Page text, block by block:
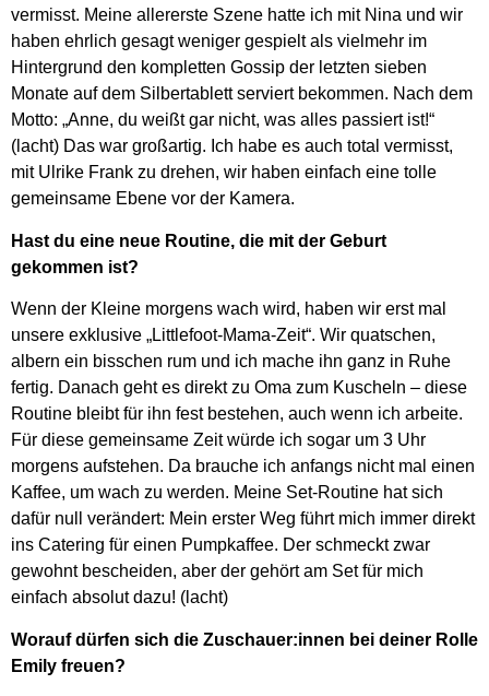
vermisst. Meine allererste Szene hatte ich mit Nina und wir
haben ehrlich gesagt weniger gespielt als vielmehr im
Hintergrund den kompletten Gossip der letzten sieben
Monate auf dem Silbertablett serviert bekommen. Nach dem
Motto: „Anne, du weißt gar nicht, was alles passiert ist!“
(lacht) Das war großartig. Ich habe es auch total vermisst,
mit Ulrike Frank zu drehen, wir haben einfach eine tolle
gemeinsame Ebene vor der Kamera.
Hast du eine neue Routine, die mit der Geburt
gekommen ist?
Wenn der Kleine morgens wach wird, haben wir erst mal
unsere exklusive „Littlefoot-Mama-Zeit“. Wir quatschen,
albern ein bisschen rum und ich mache ihn ganz in Ruhe
fertig. Danach geht es direkt zu Oma zum Kuscheln – diese
Routine bleibt für ihn fest bestehen, auch wenn ich arbeite.
Für diese gemeinsame Zeit würde ich sogar um 3 Uhr
morgens aufstehen. Da brauche ich anfangs nicht mal einen
Kaffee, um wach zu werden. Meine Set-Routine hat sich
dafür null verändert: Mein erster Weg führt mich immer direkt
ins Catering für einen Pumpkaffee. Der schmeckt zwar
gewohnt bescheiden, aber der gehört am Set für mich
einfach absolut dazu! (lacht)
Worauf dürfen sich die Zuschauer:innen bei deiner Rolle
Emily freuen?